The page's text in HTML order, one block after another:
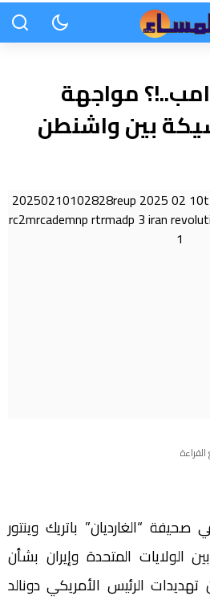
مواجهة
بين واشنطن
صحيفة “الغارديان” باتريك وينتور
الولايات المتحدة وإيران بشأن
تهديدات الرئيس الأمريكي دونالد